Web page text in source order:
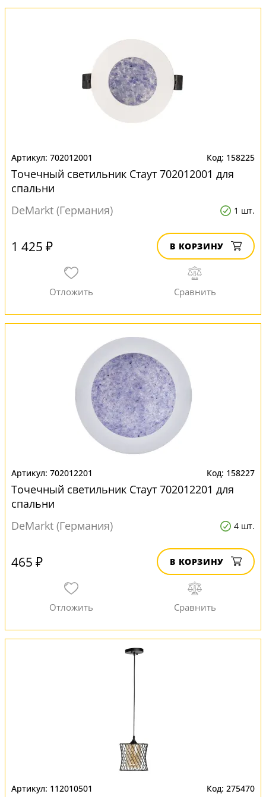
702012001 158225
Точечный светильник Стаут 702012001 для
спальни
DeMarkt (Германия)
1 шт.
1 425 ₽ В КОРЗИНУ
702012201 158227
Точечный светильник Стаут 702012201 для
спальни
DeMarkt (Германия)
4 шт.
465 ₽ В КОРЗИНУ
112010501 275470